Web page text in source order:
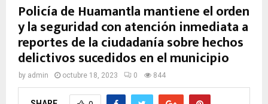
Policía de Huamantla mantiene el orden
y la seguridad con atención inmediata a
reportes de la ciudadanía sobre hechos
delictivos sucedidos en el municipio
by admin octubre 18, 2023 0 844